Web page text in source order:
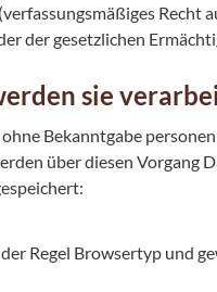
Recht
der gesetzlichen
sie
Bekanntgabe
über diesen Vorgang
Regel Browsertyp und